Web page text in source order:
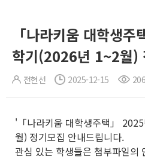
「나라키움 대학생
학기(2026년 1~2월)
전현선 2025-12-15
'「나라키움 대학생주택」
월) 정기모집 안내드립니다.
관심 있는 학생들은 첨부파일의